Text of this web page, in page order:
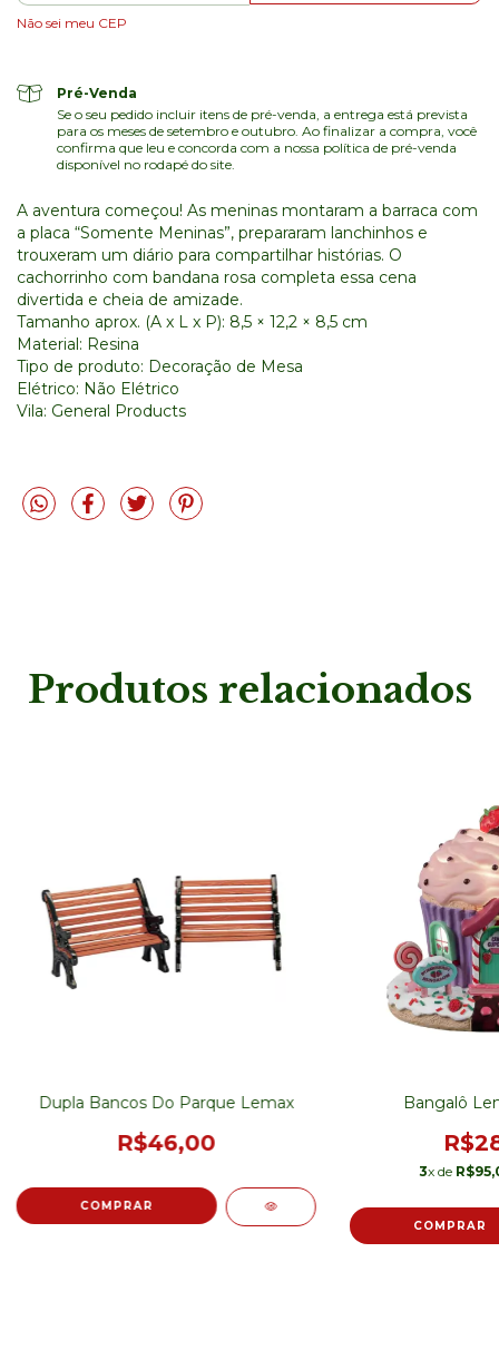
Não sei meu CEP
Pré-Venda
Se o seu pedido incluir itens de pré-venda, a entrega está prevista
para os meses de setembro e outubro. Ao finalizar a compra, você
confirma que leu e concorda com a nossa política de pré-venda
disponível no rodapé do site.
A aventura começou! As meninas montaram a barraca com
a placa “Somente Meninas”, prepararam lanchinhos e
trouxeram um diário para compartilhar histórias. O
cachorrinho com bandana rosa completa essa cena
divertida e cheia de amizade.
Tamanho aprox. (A x L x P): 8,5 × 12,2 × 8,5 cm
Material: Resina
Tipo de produto: Decoração de Mesa
Elétrico: Não Elétrico
Vila: General Products
Produtos relacionados
Dupla Bancos Do Parque Lemax
R$46,00
Bangalô
3x de